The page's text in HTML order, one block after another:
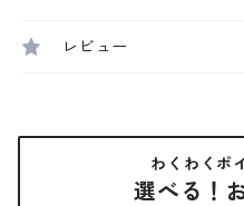
レビュー
わくわくポ
選べる！